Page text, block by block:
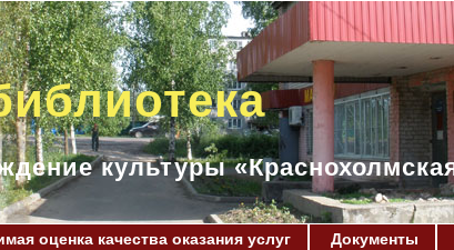
культуры
оценка качества оказания услуг Документы